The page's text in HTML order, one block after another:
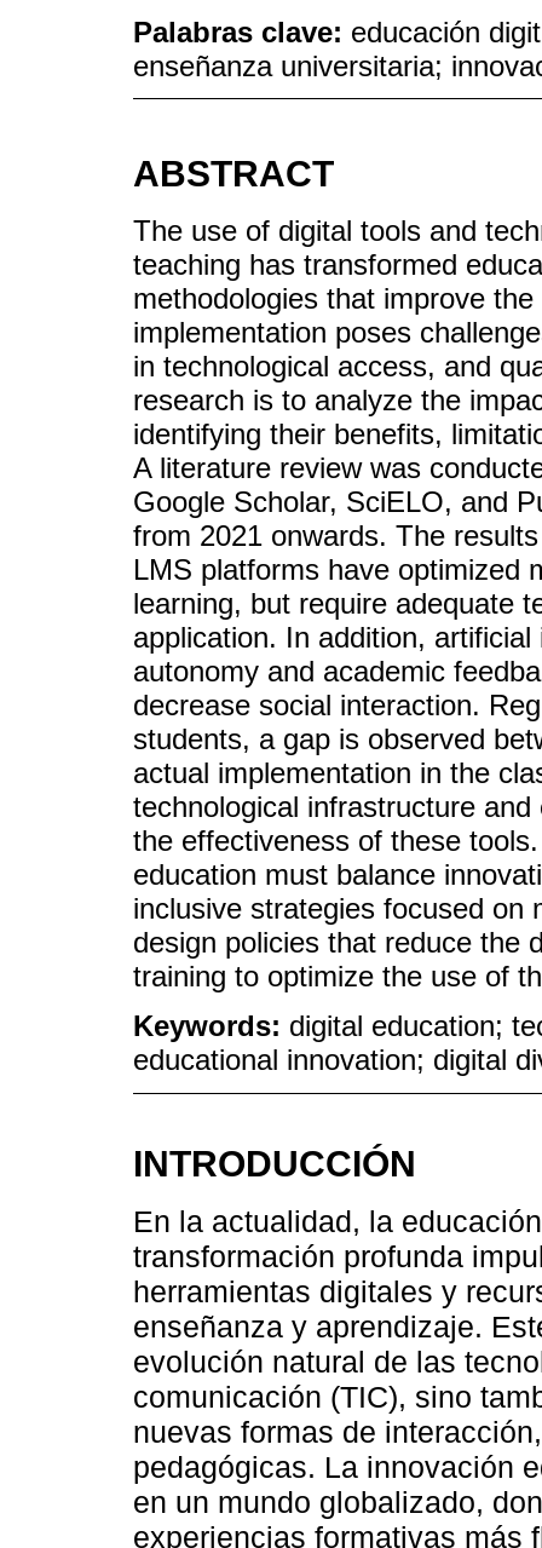
Palabras clave: educación
enseñanza universitaria;
ABSTRACT
The use of digital tools and
teaching has transformed
methodologies that improve
implementation poses
in technological access, and
research is to analyze the
identifying their benefits,
A literature review was
Google Scholar, SciELO, and
from 2021 onwards. The
LMS platforms have optimized
learning, but require adequate
application. In addition,
autonomy and academic
decrease social interaction.
students, a gap is observed
actual implementation in the
technological infrastructure
the effectiveness of these
education must balance
inclusive strategies focused on
design policies that reduce the
training to optimize the use of
Keywords: digital education;
educational innovation; digital
INTRODUCCIÓN
En la actualidad, la
transformación profunda
herramientas digitales y
enseñanza y aprendizaje.
evolución natural de las
comunicación (TIC), sino
nuevas formas de
pedagógicas. La innovación
en un mundo globalizado,
experiencias formativas más